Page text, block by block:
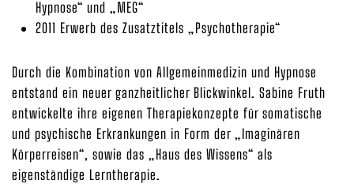
Hypnose“ und „MEG“
2011 Erwerb des Zusatztitels „Psychotherapie“
Durch die Kombination von Allgemeinmedizin und Hypnose
entstand ein neuer ganzheitlicher Blickwinkel. Sabine Fruth
entwickelte ihre eigenen Therapiekonzepte für somatische
und psychische Erkrankungen in Form der „Imaginären
Körperreisen“, sowie das „Haus des Wissens“ als
eigenständige Lerntherapie.